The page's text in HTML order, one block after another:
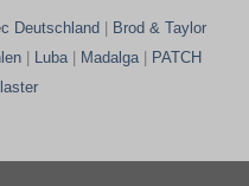
Deutschland
Brod & Taylor
| Luba| Madalga|
PATCH